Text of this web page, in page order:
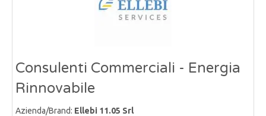
Consulenti Commerciali - Energia
Rinnovabile
Azienda/Brand: Ellebi 11.05 Srl